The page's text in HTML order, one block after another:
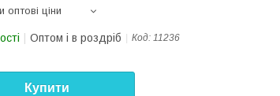
оптові ціни
Оптом і в роздріб Код: 11236
Купити